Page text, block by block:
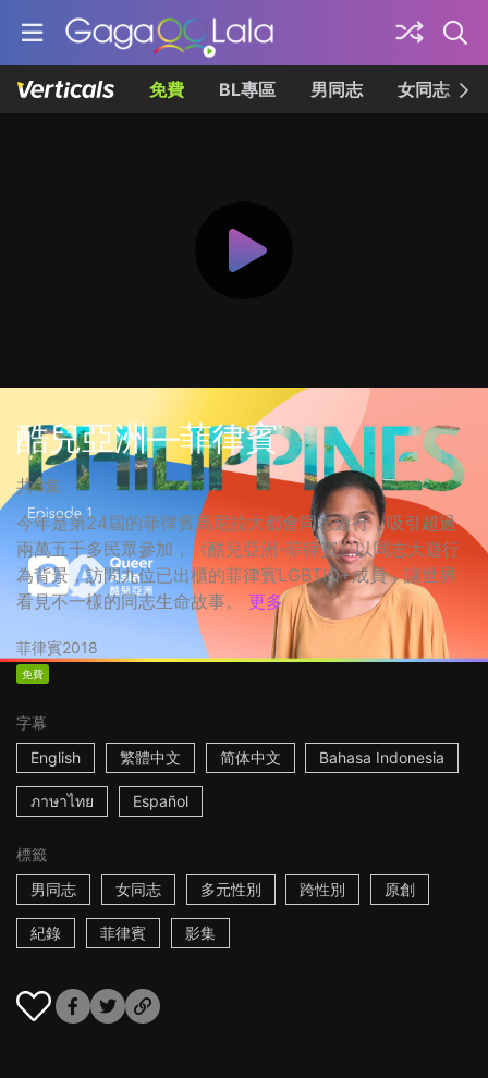
免費 BL專區 男同志 女同志
酷兒亞洲—菲律賓
共3集
今年是第24屆的菲律賓馬尼拉大都會同志遊行，吸引超過
兩萬五千多民眾參加，《酷兒亞洲-菲律賓》以同志大遊行
為背景，訪問九位已出櫃的菲律賓LGBTIQ+成員，讓世界
看見不一樣的同志生命故事。
更多
菲律賓2018
免費
字幕
English
繁體中文 简体中文 Bahasa Indonesia
ภาษาไทย Español
標籤
男同志
女同志 多元性別 跨性別 原創
紀錄 菲律賓 影集